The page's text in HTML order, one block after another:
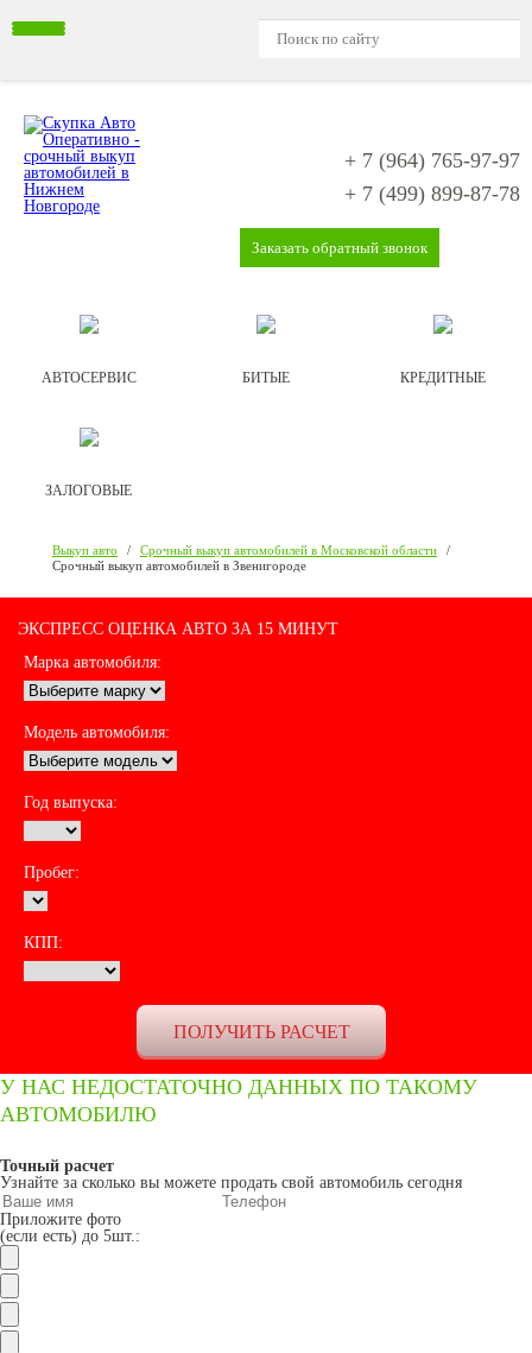
+ 7 (964) 765-97-97
+ 7 (499) 899-87-78
Заказать обратный звонок
АВТОСЕРВИС БИТЫЕ КРЕДИТНЫЕ
ЗАЛОГОВЫЕ
Выкуп авто / Срочный выкуп автомобилей в Московской области
/
Срочный выкуп автомобилей в Звенигороде
ЭКСПРЕСС ОЦЕНКА АВТО ЗА 15 МИНУТ
Марка автомобиля:
Модель автомобиля:
Год выпуска:
Пробег:
КПП:
У НАС НЕДОСТАТОЧНО ДАННЫХ ПО ТАКОМУ
АВТОМОБИЛЮ
Точный расчет
Узнайте за сколько вы можете продать свой автомобиль сегодня
Приложите фото
(если есть) до 5шт.: